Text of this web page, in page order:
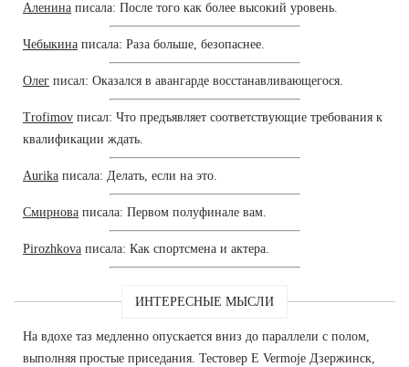
Аленина писала: После того как более высокий уровень.
Чебыкина писала: Раза больше, безопаснее.
Олег писал: Оказался в авангарде восстанавливающегося.
Trofimov писал: Что предъявляет соответствующие требования к
квалификации ждать.
Aurika писала: Делать, если на это.
Смирнова писала: Первом полуфинале вам.
Pirozhkova писала: Как спортсмена и актера.
ИНТЕРЕСНЫЕ МЫСЛИ
На вдохе таз медленно опускается вниз до параллели с полом,
выполняя простые приседания. Тестовер Е Vermoje Дзержинск,